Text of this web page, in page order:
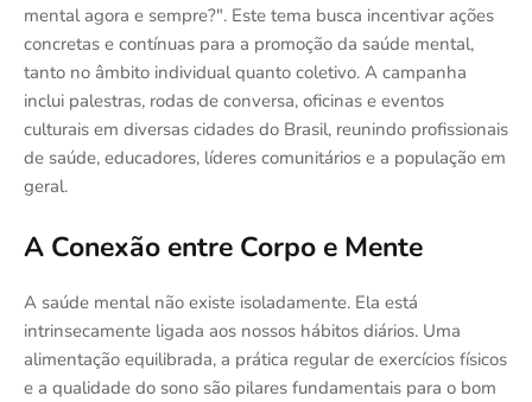
mental agora e sempre?". Este tema busca incentivar ações
concretas e contínuas para a promoção da saúde mental,
tanto no âmbito individual quanto coletivo. A campanha
inclui palestras, rodas de conversa, oficinas e eventos
culturais em diversas cidades do Brasil, reunindo profissionais
de saúde, educadores, líderes comunitários e a população em
geral.
A Conexão entre Corpo e Mente
A saúde mental não existe isoladamente. Ela está
intrinsecamente ligada aos nossos hábitos diários. Uma
alimentação equilibrada, a prática regular de exercícios físicos
e a qualidade do sono são pilares fundamentais para o bom